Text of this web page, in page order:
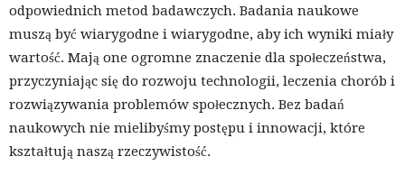
odpowiednich metod badawczych. Badania naukowe
muszą być wiarygodne i wiarygodne, aby ich wyniki miały
wartość. Mają one ogromne znaczenie dla społeczeństwa,
przyczyniając się do rozwoju technologii, leczenia chorób i
rozwiązywania problemów społecznych. Bez badań
naukowych nie mielibyśmy postępu i innowacji, które
kształtują naszą rzeczywistość.